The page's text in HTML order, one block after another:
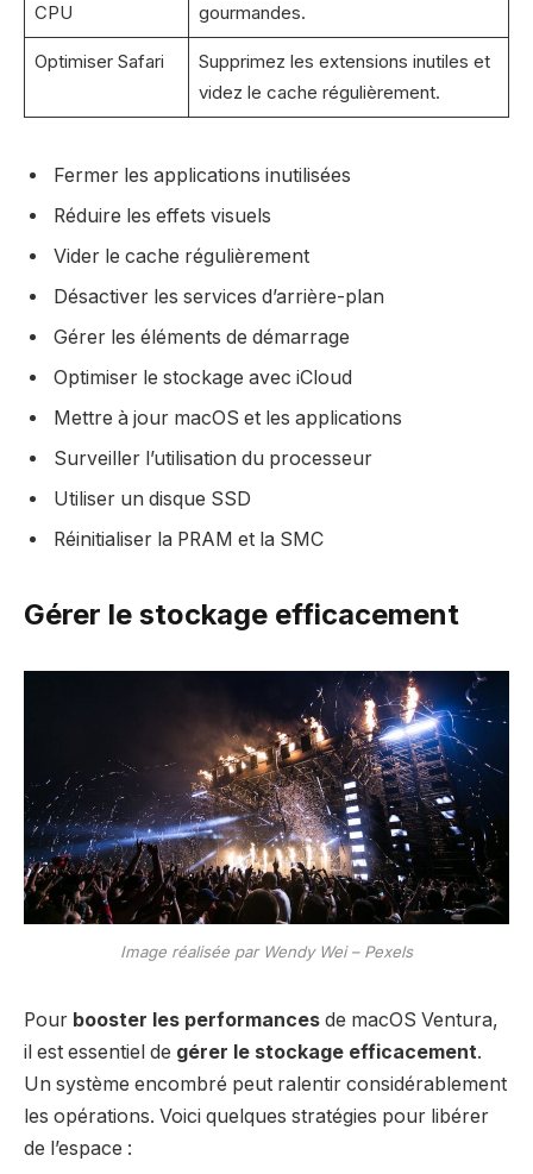
CPU
gourmandes.
Optimiser Safari
Supprimez les extensions inutiles et
videz le cache régulièrement.
Fermer les applications inutilisées
Réduire les effets visuels
Vider le cache régulièrement
Désactiver les services d’arrière-plan
Gérer les éléments de démarrage
Optimiser le stockage avec iCloud
Mettre à jour macOS et les applications
Surveiller l’utilisation du processeur
Utiliser un disque SSD
Réinitialiser la PRAM et la SMC
Gérer le stockage efficacement
Image réalisée par Wendy Wei – Pexels
Pour booster les performances de macOS Ventura,
il est essentiel de gérer le stockage efficacement.
Un système encombré peut ralentir considérablement
les opérations. Voici quelques stratégies pour libérer
de l’espace :